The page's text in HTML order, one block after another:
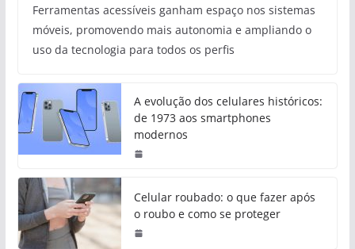
Ferramentas acessíveis ganham espaço nos sistemas
móveis, promovendo mais autonomia e ampliando o
uso da tecnologia para todos os perfis
A evolução dos celulares históricos:
de 1973 aos smartphones
modernos
Celular roubado: o que fazer após
o roubo e como se proteger